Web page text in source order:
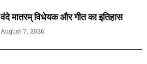
वंदे मातरम् विधेयक और गीत का इतिहास
August 7, 2026